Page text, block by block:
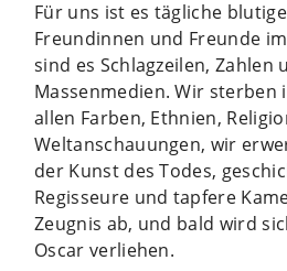
Für uns ist es tägliche
Freundinnen und Freunde
sind es Schlagzeilen, Zahlen
Massenmedien. Wir sterben
allen Farben, Ethnien,
Weltanschauungen, wir
der Kunst des Todes,
Regisseure und tapfere
Zeugnis ab, und bald wird
Oscar verliehen.